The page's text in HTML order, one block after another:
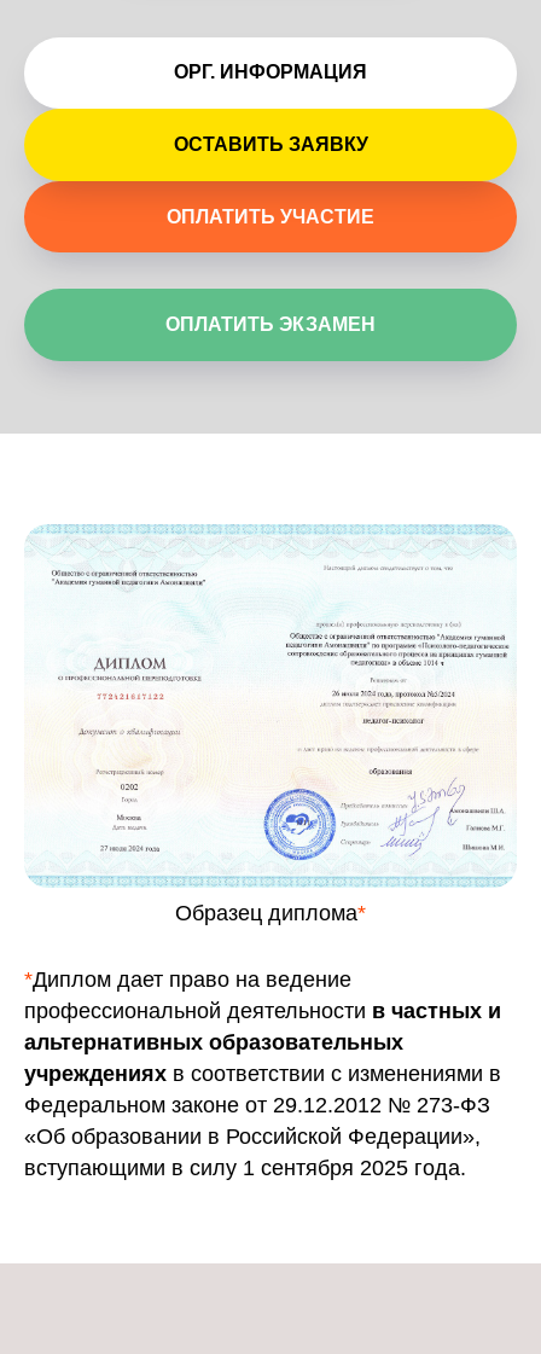
ОРГ. ИНФОРМАЦИЯ
ОСТАВИТЬ ЗАЯВКУ
ОПЛАТИТЬ УЧАСТИЕ
ОПЛАТИТЬ ЭКЗАМЕН
Образец диплома*
*Диплом дает право на ведение
профессиональной деятельности в частных и
альтернативных образовательных
учреждениях в соответствии с изменениями в
Федеральном законе от 29.12.2012 № 273-ФЗ
«Об образовании в Российской Федерации»,
вступающими в силу 1 сентября 2025 года.